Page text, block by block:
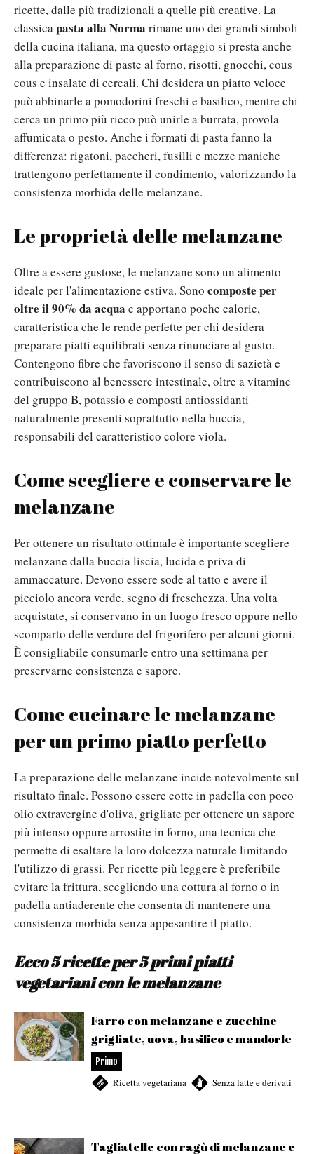
ricette, dalle più tradizionali a quelle più creative. La
classica pasta alla Norma rimane uno dei grandi simboli
della cucina italiana, ma questo ortaggio si presta anche
alla preparazione di paste al forno, risotti, gnocchi, cous
cous e insalate di cereali. Chi desidera un piatto veloce
può abbinarle a pomodorini freschi e basilico, mentre chi
cerca un primo più ricco può unirle a burrata, provola
affumicata o pesto. Anche i formati di pasta fanno la
differenza: rigatoni, paccheri, fusilli e mezze maniche
trattengono perfettamente il condimento, valorizzando la
consistenza morbida delle melanzane.
Le proprietà delle melanzane
Oltre a essere gustose, le melanzane sono un alimento
ideale per l'alimentazione estiva. Sono composte per
oltre il 90% da acqua e apportano poche calorie,
caratteristica che le rende perfette per chi desidera
preparare piatti equilibrati senza rinunciare al gusto.
Contengono fibre che favoriscono il senso di sazietà e
contribuiscono al benessere intestinale, oltre a vitamine
del gruppo B, potassio e composti antiossidanti
naturalmente presenti soprattutto nella buccia,
responsabili del caratteristico colore viola.
Come scegliere e conservare le
melanzane
Per ottenere un risultato ottimale è importante scegliere
melanzane dalla buccia liscia, lucida e priva di
ammaccature. Devono essere sode al tatto e avere il
picciolo ancora verde, segno di freschezza. Una volta
acquistate, si conservano in un luogo fresco oppure nello
scomparto delle verdure del frigorifero per alcuni giorni.
È consigliabile consumarle entro una settimana per
preservarne consistenza e sapore.
Come cucinare le melanzane
per un primo piatto perfetto
La preparazione delle melanzane incide notevolmente sul
risultato finale. Possono essere cotte in padella con poco
olio extravergine d'oliva, grigliate per ottenere un sapore
più intenso oppure arrostite in forno, una tecnica che
permette di esaltare la loro dolcezza naturale limitando
l'utilizzo di grassi. Per ricette più leggere è preferibile
evitare la frittura, scegliendo una cottura al forno o in
padella antiaderente che consenta di mantenere una
consistenza morbida senza appesantire il piatto.
Ecco 5 ricette per 5 primi piatti
vegetariani con le melanzane
Farro con melanzane e zucchine
grigliate, uova, basilico e mandorle
Primo
Ricetta vegetariana Senza latte e derivati
Tagliatelle con ragù di melanzane e